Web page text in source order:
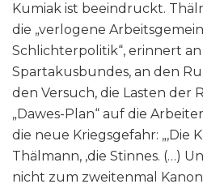
Kumiak ist beeindruckt.
die „verlogene
Schlichterpolitik“, erinnert
Spartakusbundes, an den
den Versuch, die Lasten der
„Dawes-Plan“ auf die
die neue Kriegsgefahr: „‚Die
Thälmann, ‚die Stinnes. (…)
nicht zum zweitenmal